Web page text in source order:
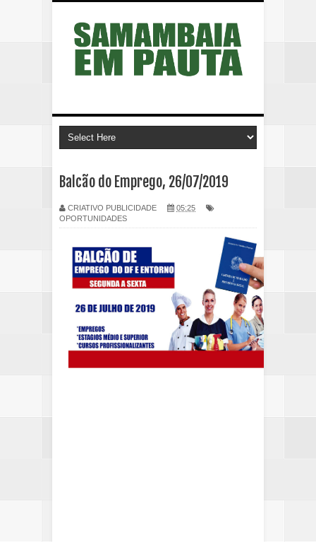
Balcão do Emprego, 26/07/2019
CRIATIVO PUBLICIDADE
05:25
OPORTUNIDADES